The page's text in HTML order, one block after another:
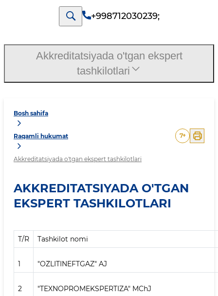
+998712030239;
Bosh sahifa
Raqamli hukumat
Akkreditatsiyada o'tgan ekspert tashkilotlari
7+
AKKREDITATSIYADA O'TGAN
EKSPERT TASHKILOTLARI
T/R Tashkilot nomi
1 "O`ZLITINEFTGAZ" AJ
2 "TEXNOPROMEKSPERTIZA" MChJ
Akkreditatsiyada o'tgan ekspert
tashkilotlari